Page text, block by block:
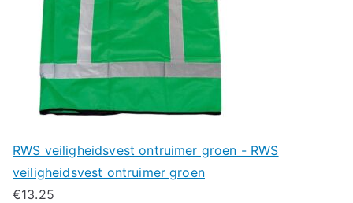
RWS veiligheidsvest ontruimer groen - RWS
veiligheidsvest ontruimer groen
€13.25